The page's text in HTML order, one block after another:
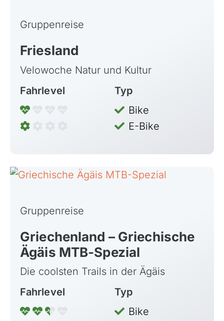
Gruppenreise
Friesland
Velowoche Natur und Kultur
Fahrlevel
Typ
Bike
E-Bike
Gruppenreise
Griechenland – Griechische
Ägäis MTB-Spezial
Die coolsten Trails in der Ägäis
Fahrlevel
Typ
Bike